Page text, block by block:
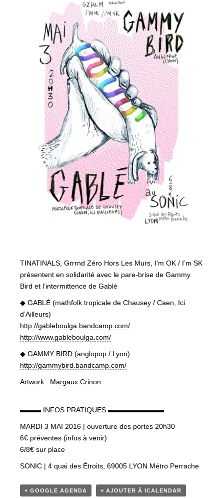
TINATINALS, Grrrnd Zéro Hors Les Murs, I’m OK / I’m SK
présentent en solidarité avec le pare-brise de Gammy
Bird et l’intermittence de Gablé
◆ GABLÉ (mathfolk tropicale de Chausey / Caen, Ici
d’Ailleurs)
http://gableboulga.bandcamp.com/
http://www.gableboulga.com/
◆ GAMMY BIRD (anglopop / Lyon)
http://gammybird.bandcamp.com/
Artwork : Margaux Crinon
▬▬▬ INFOS PRATIQUES ▬▬▬▬▬▬▬▬
MARDI 3 MAI 2016 | ouverture des portes 20h30
6€ préventes (infos à venir)
6/8€ sur place
SONIC | 4 quai des Étroits, 69005 LYON Métro Perrache
+ GOOGLE AGENDA + AJOUTER À ICALENDAR